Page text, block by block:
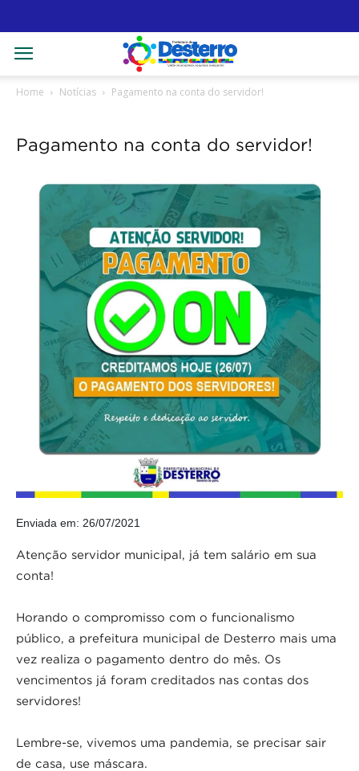
Home Notícias Pagamento na conta do servidor!
Pagamento na conta do servidor!
Enviada em: 26/07/2021
Atenção servidor municipal, já tem salário em sua
conta!
Horando o compromisso com o funcionalismo
público, a prefeitura municipal de Desterro mais uma
vez realiza o pagamento dentro do mês. Os
vencimentos já foram creditados nas contas dos
servidores!
Lembre-se, vivemos uma pandemia, se precisar sair
de casa, use máscara.